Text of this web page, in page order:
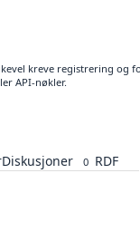
kreve registrering og
API-nøkler.
Diskusjoner 0 RDF